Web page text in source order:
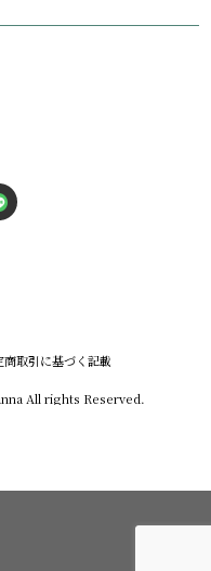
商取引に基づく記載
All rights Reserved.